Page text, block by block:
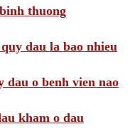
thuong
dau la bao nhieu
dau o benh vien nao
kham o dau